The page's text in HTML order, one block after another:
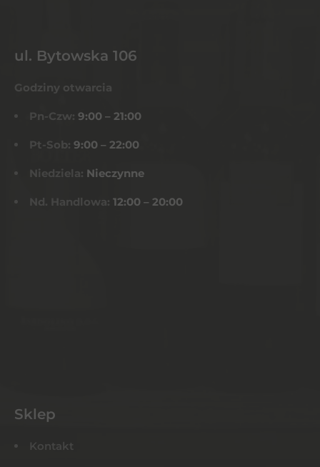
ul. Bytowska 106
Godziny otwarcia
Pn-Czw: 9:00 – 21:00
Pt-Sob: 9:00 – 22:00
Niedziela: Nieczynne
Nd. Handlowa: 12:00 – 20:00
Sklep
Kontakt